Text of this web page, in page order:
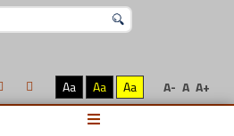
Aa Aa Aa A- A A+